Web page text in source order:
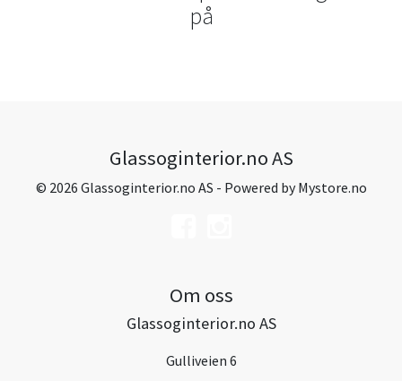
på
Glassoginterior.no AS
© 2026 Glassoginterior.no AS - Powered byMystore.no
Om oss
Glassoginterior.no AS
Gulliveien 6